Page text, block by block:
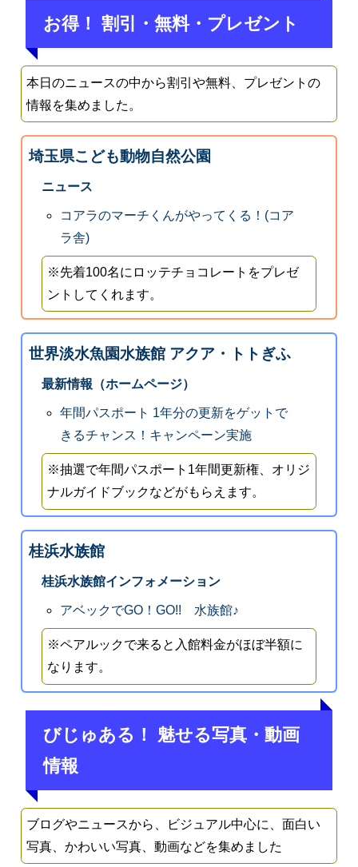
お得！ 割引・無料・プレゼント
本日のニュースの中から割引や無料、プレゼントの
情報を集めました。
埼玉県こども動物自然公園
ニュース
コアラのマーチくんがやってくる！(コア
ラ舎)
※先着100名にロッテチョコレートをプレゼ
ントしてくれます。
世界淡水魚園水族館 アクア・トトぎふ
最新情報（ホームページ）
年間パスポート 1年分の更新をゲットで
きるチャンス！キャンペーン実施
※抽選で年間パスポート1年間更新権、オリジ
ナルガイドブックなどがもらえます。
桂浜水族館
桂浜水族館インフォメーション
アベックでGO！GO!! 水族館♪
※ペアルックで来ると入館料金がほぼ半額に
なります。
びじゅある！ 魅せる写真・動画
情報
ブログやニュースから、ビジュアル中心に、面白い
写真、かわいい写真、動画などを集めました